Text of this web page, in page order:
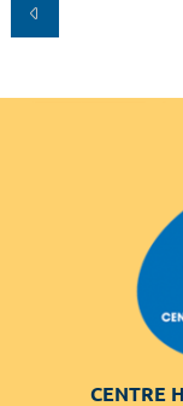
CENTRE